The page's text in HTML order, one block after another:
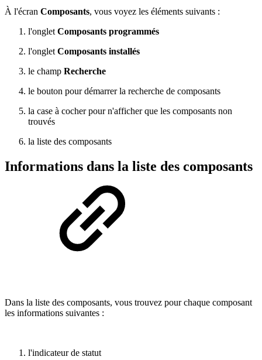
À l'écran Composants, vous voyez les éléments suivants :
l'onglet Composants programmés
l'onglet Composants installés
le champ Recherche
le bouton pour démarrer la recherche de composants
la case à cocher pour n'afficher que les composants non
trouvés
la liste des composants
Informations dans la liste des composants
Dans la liste des composants, vous trouvez pour chaque composant
les informations suivantes :
l'indicateur de statut